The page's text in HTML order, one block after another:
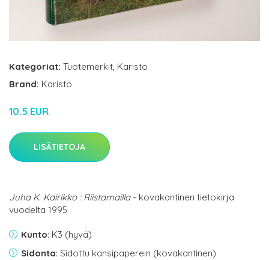
Kategoriat: Tuotemerkit, Karisto
Brand: Karisto
10.5 EUR
LISÄTIETOJA
Juha K. Kairikko : Riistamailla- kovakantinen tietokirja
vuodelta 1995
Kunto: K3 (hyvä)
Sidonta: Sidottu kansipaperein (kovakantinen)